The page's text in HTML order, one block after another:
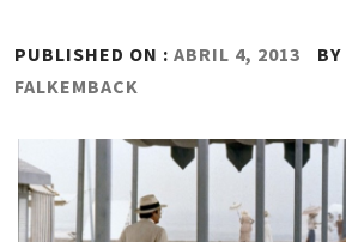
PUBLISHED ON : ABRIL 4, 2013 BY
FALKEMBACK